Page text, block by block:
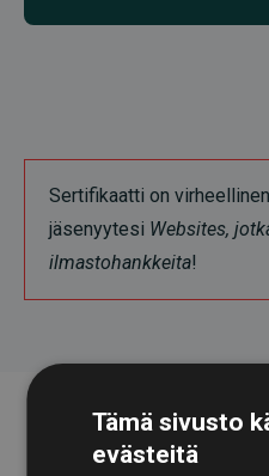
Sertifikaatti on
jäsenyytesi Websites,
ilmastohankkeita!
Tämä sivusto
evästeitä